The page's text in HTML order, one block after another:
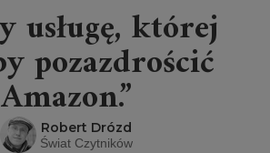
usługę, której
pozazdrościć
Amazon.”
Robert Drózd
Świat Czytników